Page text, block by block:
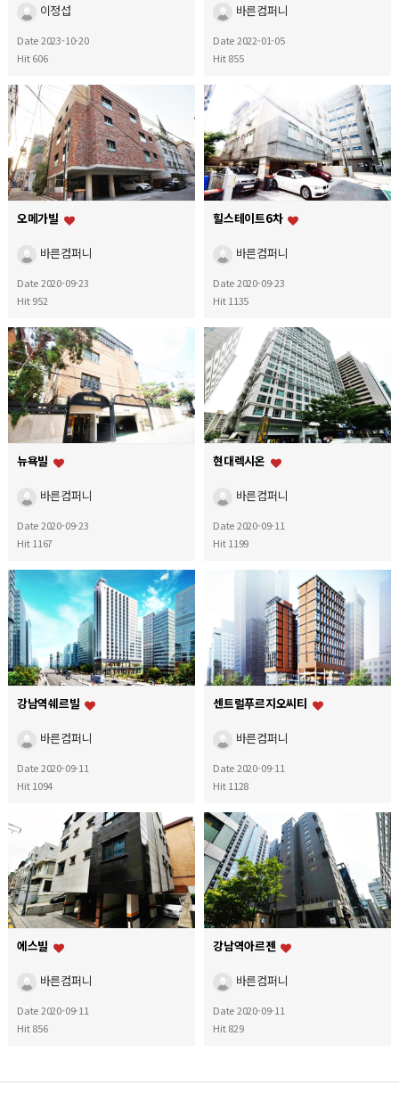
이정섭
Date 2023-10-20
Hit 606
바른컴퍼니
Date 2022-01-05
Hit 855
오메가빌
바른컴퍼니
Date 2020-09-23
Hit 952
힐스테이트6차
바른컴퍼니
Date 2020-09-23
Hit 1135
뉴욕빌
바른컴퍼니
Date 2020-09-23
Hit 1167
현대렉시온
바른컴퍼니
Date 2020-09-11
Hit 1199
강남역쉐르빌
바른컴퍼니
Date 2020-09-11
Hit 1094
센트럴푸르지오씨티
바른컴퍼니
Date 2020-09-11
Hit 1128
에스빌
바른컴퍼니
Date 2020-09-11
Hit 856
강남역아르젠
바른컴퍼니
Date 2020-09-11
Hit 829